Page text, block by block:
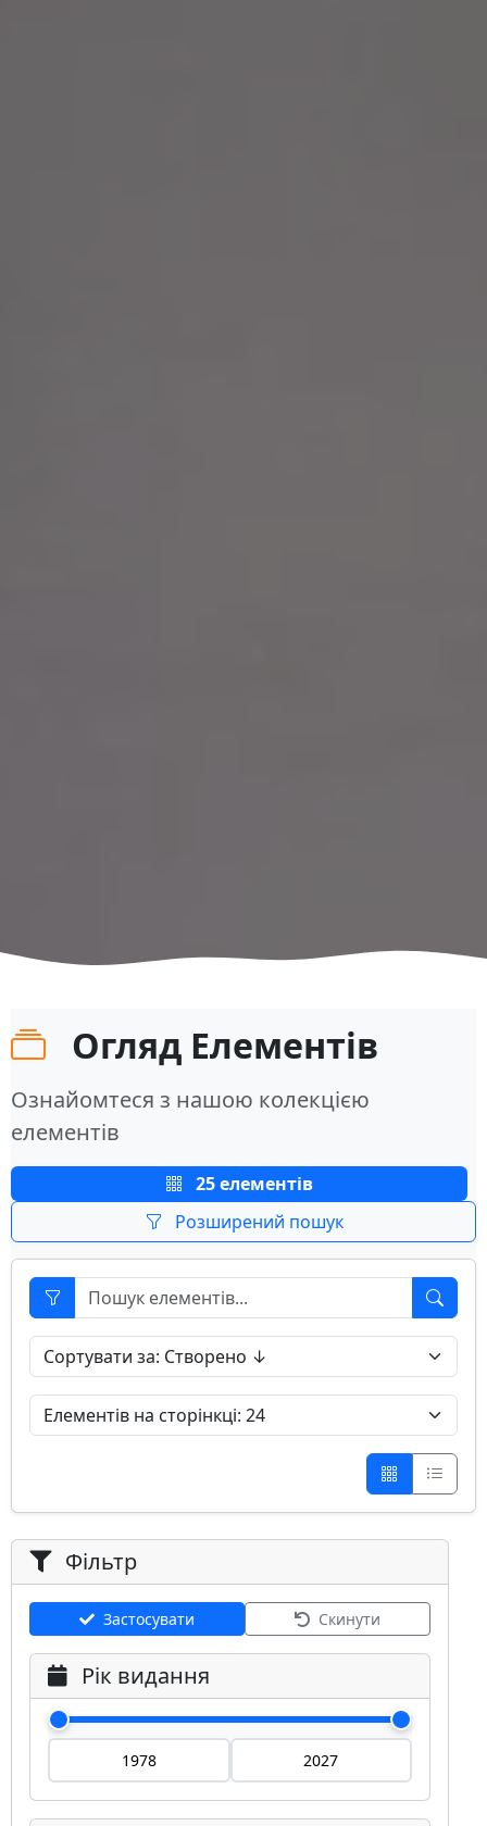
Огляд Елементів
Ознайомтеся з нашою колекцією
елементів
25 елементів
Розширений пошук
Фільтр
Застосувати Скинути
Рік видання